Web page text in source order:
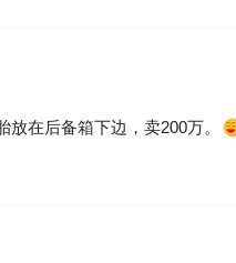
在后备箱下边，卖200万。